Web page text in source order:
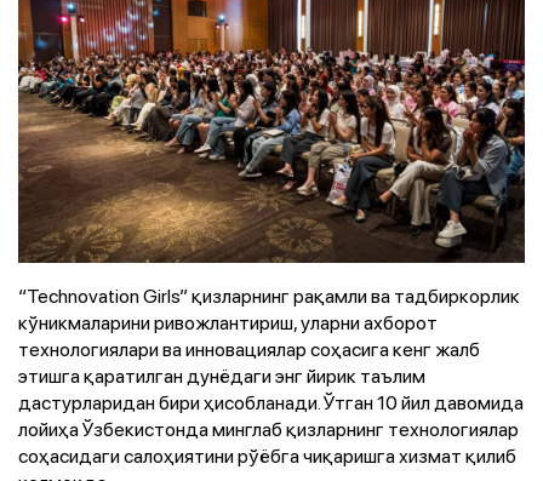
“Technovation Girls” қизларнинг рақамли ва тадбиркорлик
кўникмаларини ривожлантириш, уларни ахборот
технологиялари ва инновациялар соҳасига кенг жалб
этишга қаратилган дунёдаги энг йирик таълим
дастурларидан бири ҳисобланади. Ўтган 10 йил давомида
лойиҳа Ўзбекистонда минглаб қизларнинг технологиялар
соҳасидаги салоҳиятини рўёбга чиқаришга хизмат қилиб